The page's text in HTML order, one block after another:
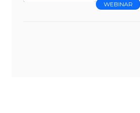
WEBINAR